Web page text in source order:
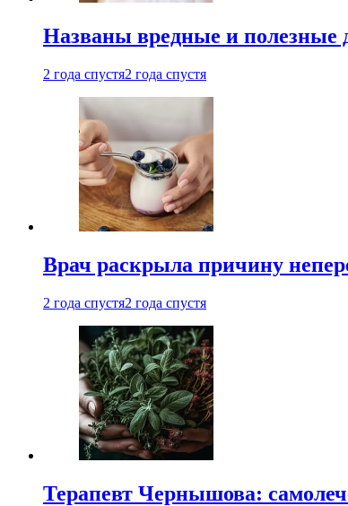
Названы вредные и полезные
2 года спустя2 года спустя
Врач раскрыла причину
2 года спустя2 года спустя
Терапевт Чернышова: